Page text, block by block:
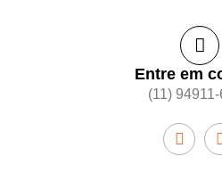
Entre em
(11)